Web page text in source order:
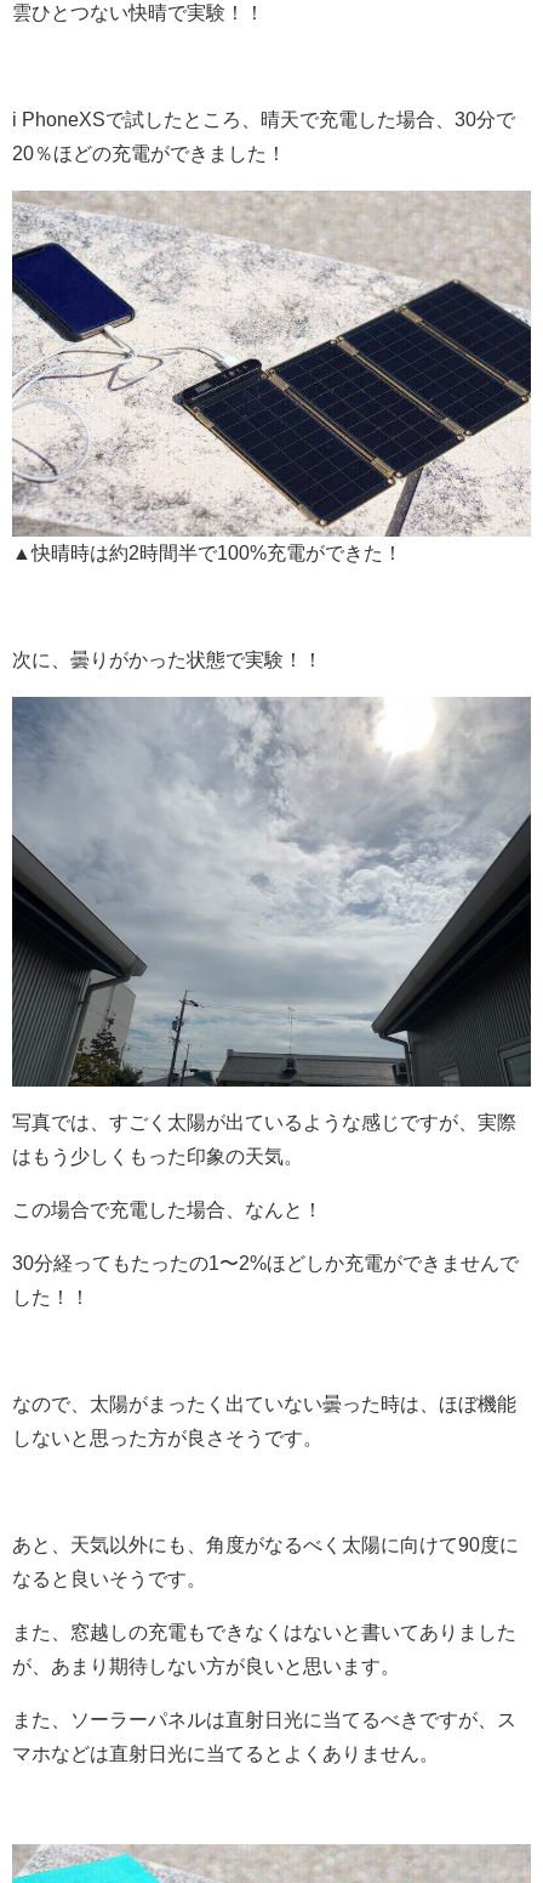
雲ひとつない快晴で実験！！
i PhoneXSで試したところ、晴天で充電した場合、30分で
20％ほどの充電ができました！
▲快晴時は約2時間半で100%充電ができた！
次に、曇りがかった状態で実験！！
写真では、すごく太陽が出ているような感じですが、実際
はもう少しくもった印象の天気。
この場合で充電した場合、なんと！
30分経ってもたったの1〜2%ほどしか充電ができませんで
した！！
なので、太陽がまったく出ていない曇った時は、ほぼ機能
しないと思った方が良さそうです。
あと、天気以外にも、角度がなるべく太陽に向けて90度に
なると良いそうです。
また、窓越しの充電もできなくはないと書いてありました
が、あまり期待しない方が良いと思います。
また、ソーラーパネルは直射日光に当てるべきですが、ス
マホなどは直射日光に当てるとよくありません。